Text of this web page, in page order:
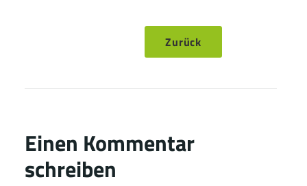
Zurück
Einen Kommentar
schreiben